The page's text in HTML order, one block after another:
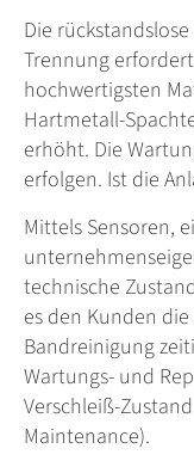
Die
Trennung
hochwertigsten
Hartmetall-
erhöht. Die
erfolgen. Ist die
Mittels Sensoren,
technische
es den Kunden
Bandreinigung
Wartungs- und
Verschleiß-
Maintenance).